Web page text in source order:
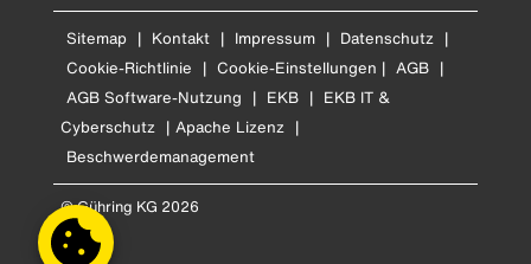
Sitemap | Kontakt | Impressum | Datenschutz |
Cookie-Richtlinie | Cookie-Einstellungen | AGB |
AGB Software-Nutzung | EKB | EKB IT &
Cyberschutz | Apache Lizenz |
Beschwerdemanagement
© Gühring KG 2026